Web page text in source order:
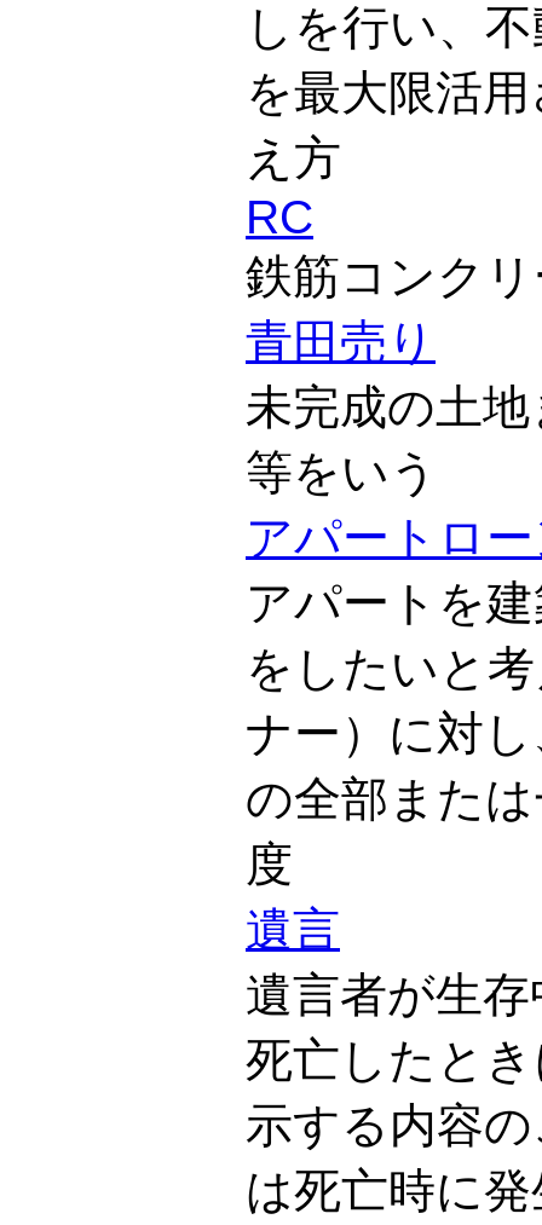
しを行い、
を最大限活
え方
RC
鉄筋コンク
青田売り
未完成の土
等をいう
アパートロ
アパートを
をしたいと
ナー）に対
の全部また
度
遺言
遺言者が生
死亡したと
示する内容
は死亡時に